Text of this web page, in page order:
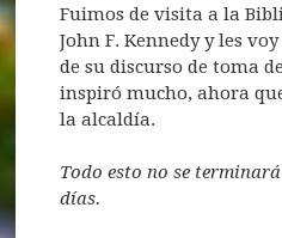
Fuimos de visita a la
John F. Kennedy y les
de su discurso de toma
inspiró mucho, ahora
la alcaldía.
Todo esto no se
días.